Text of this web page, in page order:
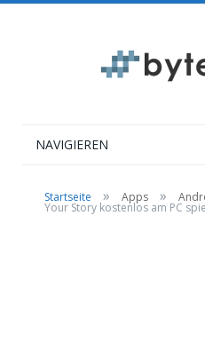
NAVIGIEREN
Startseite » Apps »
Your Story kostenlos am PC